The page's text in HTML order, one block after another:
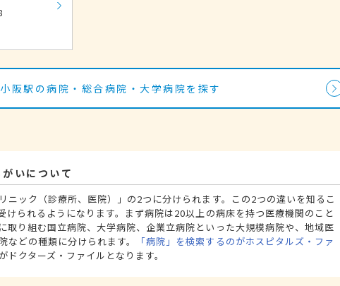
阪駅の病院・総合病院・大学病院を探す
いについて
ニック（診療所、医院）」の2つに分けられます。この2つの違いを知るこ
けられるようになります。まず病院は20以上の病床を持つ医療機関のこと
取り組む国立病院、大学病院、企業立病院といった大規模病院や、地域医
どの種類に分けられます。
「病院」を検索するのがホスピタルズ・ファ
クターズ・ファイルとなります。